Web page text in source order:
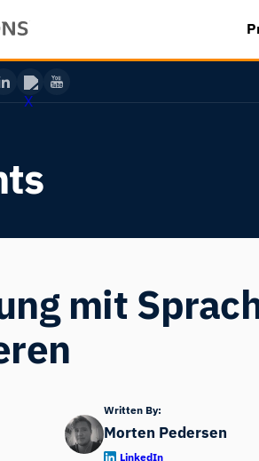
mit
Written By:
Morten Pedersen
LinkedIn